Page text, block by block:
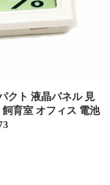
クト 液晶パネル 見
育室 オフィス 電池